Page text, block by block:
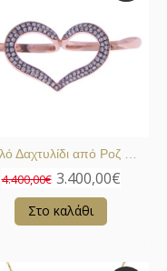
4.400,00€ 3.400,00€
Στο καλάθι